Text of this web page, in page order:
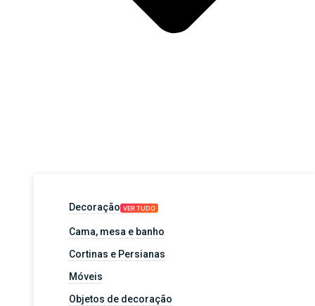
Decoração VER TUDO
Cama, mesa e banho
Cortinas e Persianas
Móveis
Objetos de decoração